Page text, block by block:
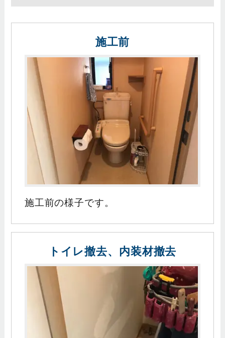
施工前
施工前の様子です。
トイレ撤去、内装材撤去